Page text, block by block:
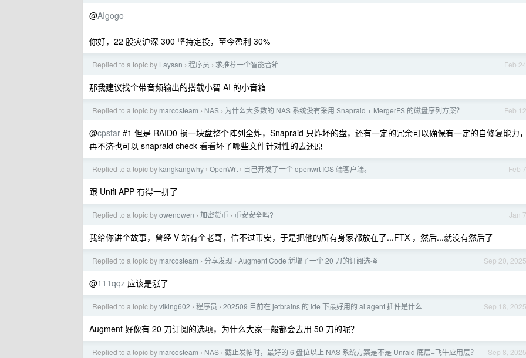
@AIgogo
你好，22 股灾沪深 300 坚持定投，至今盈利 30%
Feb 24
Replied to a topic by Laysan › 程序员 › 求推荐一个智能音箱
那我建议找个带音频输出的搭载小智 AI 的小音箱
Feb 12
Replied to a topic by marcosteam › NAS › 为什么大多数的 NAS 系统没有采用 Snapraid + MergerFS 的磁盘序列方案？
@cpstar #1 但是 RAID0 损一块盘整个阵列全炸，Snapraid 只炸坏的盘，还有一定的冗余可以确保有一定的自修复能力，
再不济也可以 snapraid check 看看坏了哪些文件针对性的去还原
Feb 7
Replied to a topic bykangkangwhy › OpenWrt › 自己开发了一个 openwrt IOS 端客户端。
跟 Unifi APP 有得一拼了
Jan 7
Replied to a topic byowenowen › 加密货币 › 币安安全吗?
我给你讲个故事，曾经 V 站有个老哥，信不过币安，于是把他的所有身家都放在了...FTX ，然后...就没有然后了
Sep 20, 2025
Replied to a topic by marcosteam › 分享发现 › Augment Code 新增了一个 20 刀的订阅选择
@111qqz 应该是涨了
Sep 18, 2025
Replied to a topic byviking602 › 程序员 › 202509 目前在 jetbrains 的 ide 下最好用的 ai agent 插件是什么
Augment 好像有 20 刀订阅的选项，为什么大家一般都会去用 50 刀的呢？
Sep 8, 2025
Replied to a topic by marcosteam › NAS › 截止发帖时，最好的 6 盘位以上 NAS 系统方案是不是 Unraid 底层+飞牛应用层？